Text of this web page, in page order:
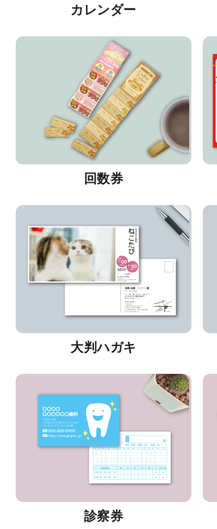
カレンダー
回数券
大判ハガキ
診察券